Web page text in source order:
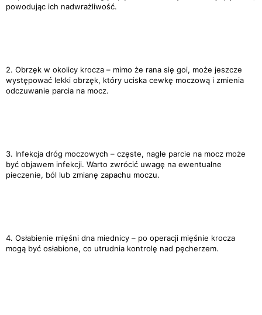
powodując ich nadwrażliwość.
2. Obrzęk w okolicy krocza – mimo że rana się goi, może jeszcze
występować lekki obrzęk, który uciska cewkę moczową i zmienia
odczuwanie parcia na mocz.
3. Infekcja dróg moczowych – częste, nagłe parcie na mocz może
być objawem infekcji. Warto zwrócić uwagę na ewentualne
pieczenie, ból lub zmianę zapachu moczu.
4. Osłabienie mięśni dna miednicy – po operacji mięśnie krocza
mogą być osłabione, co utrudnia kontrolę nad pęcherzem.